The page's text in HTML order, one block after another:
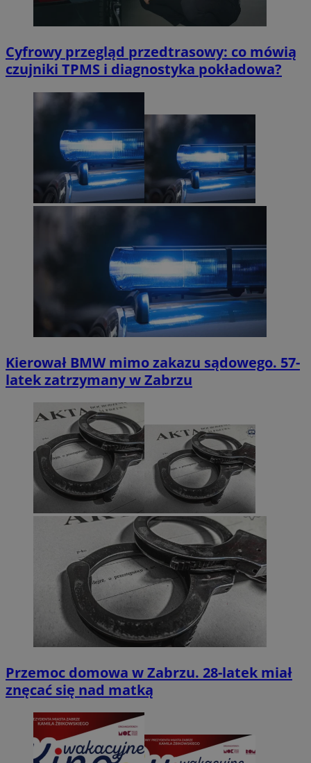
Cyfrowy przegląd przedtrasowy: co mówią
czujniki TPMS i diagnostyka pokładowa?
Kierował BMW mimo zakazu sądowego. 57-
latek zatrzymany w Zabrzu
Przemoc domowa w Zabrzu. 28-latek miał
znęcać się nad matką